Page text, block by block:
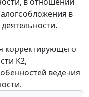
в
корректирующего
К2,
ведения